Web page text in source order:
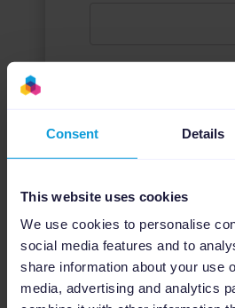
Consent Details
This website uses cookies
We use cookies to personalise
social media features and to
share information about your use
media, advertising and analytics